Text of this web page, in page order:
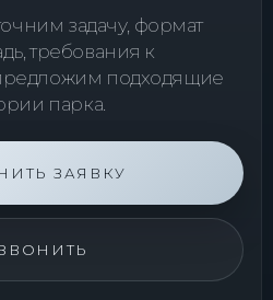
задачу, формат
требования к
подходящие
парка.
ЗАЯВКУ